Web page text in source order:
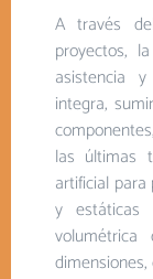
A través
proyectos,
asistencia
integra,
las últimas
artificial
y estáticas